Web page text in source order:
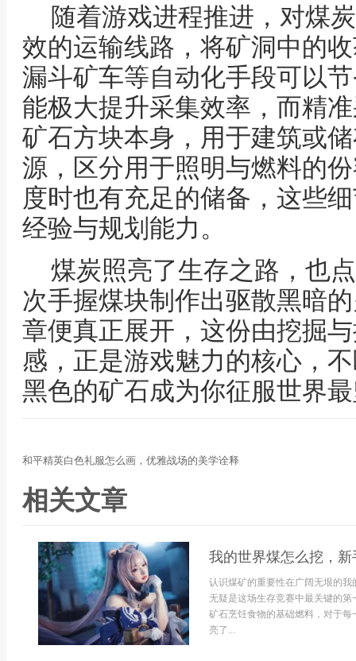
随着游戏进程推进，对煤
效的运输线路，将矿洞中的
漏斗矿车等自动化手段可以
能极大提升采集效率，而精
矿石方块本身，用于建筑或
源，区分用于照明与燃料的
度时也有充足的储备，这些
经验与规划能力。
煤炭照亮了生存之路，也
次手握煤块制作出驱散黑暗
章便真正展开，这份由挖掘
感，正是游戏魅力的核心，
黑色的矿石成为你征服世界
和平精英白色礼服怎么画，优雅战场的美学诠释
相关文章
我的世界煤怎么挖，
认识煤矿的重要性在广阔无垠的
无疑是这场生存竞赛中最关键的
矿石烹饪食物的基础燃料，对于
亮了...